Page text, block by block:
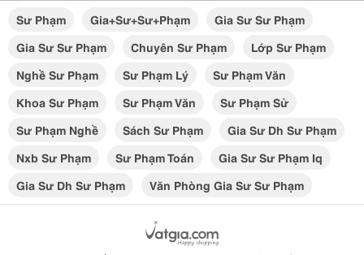
Sư Phạm Gia+sư+sư+phạm
Gia Sư Sư Phạm
Gia Sư Sư Phạm
Chuyên Sư Phạm
Lớp Sư Phạm
Nghề Sư Phạm
Sư Phạm Lý
Sư Phạm Văn
Khoa Sư Phạm
Sư Phạm Văn
Sư Phạm Sử
Sư Phạm Nghề
Sách Sư Phạm
Gia Sư Dh Sư Phạm
Nxb Sư Phạm
Sư Phạm Toán
Gia Sư Sư Phạm Iq
Gia Sư Dh Sư Phạm
Văn Phòng Gia Sư Sư Phạm